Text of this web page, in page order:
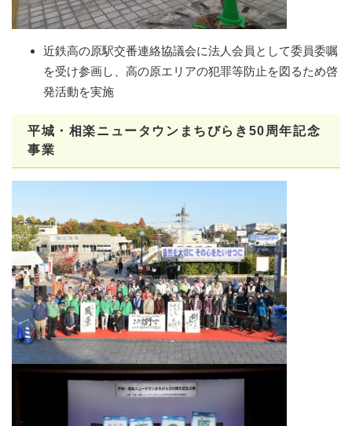
近鉄高の原駅交番連絡協議会に法人会員として委員委嘱
を受け参画し、高の原エリアの犯罪等防止を図るため啓
発活動を実施
平城・相楽ニュータウンまちびらき50周年記念
事業